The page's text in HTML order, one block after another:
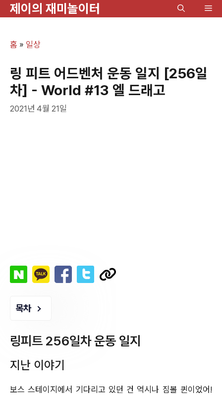
제이의 재미놀이터
메
홈 » 일상
링 피트 어드벤처 운동 일지 [256일
차] - World #13 엘 드래고
2021년 4월 21일
목차
링피트 256일차 운동 일지
지난 이야기
보스 스테이지에서 기다리고 있던 건 역시나 짐볼 퀸이었어!